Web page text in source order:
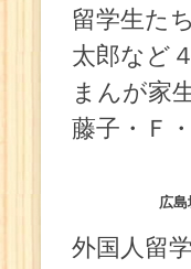
留学生た
太郎など
まんが家
藤子・Ｆ
広
外国人留